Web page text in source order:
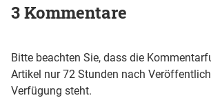
3 Kommentare
Bitte beachten Sie, dass die
Artikel nur 72 Stunden nach
Verfügung steht.